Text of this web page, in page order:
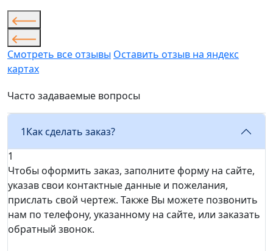
Смотреть все отзывы Оставить отзыв на яндекс
картах
Часто задаваемые вопросы
1Как сделать заказ?
1
Чтобы оформить заказ, заполните форму на сайте,
указав свои контактные данные и пожелания,
прислать свой чертеж. Также Вы можете позвонить
нам по телефону, указанному на сайте, или заказать
обратный звонок.